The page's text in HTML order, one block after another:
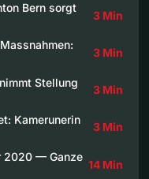
Bern sorgt
3 Min
3 Min
Stellung
3 Min
Kamerunerin
3 Min
2020 — Ganze
14 Min